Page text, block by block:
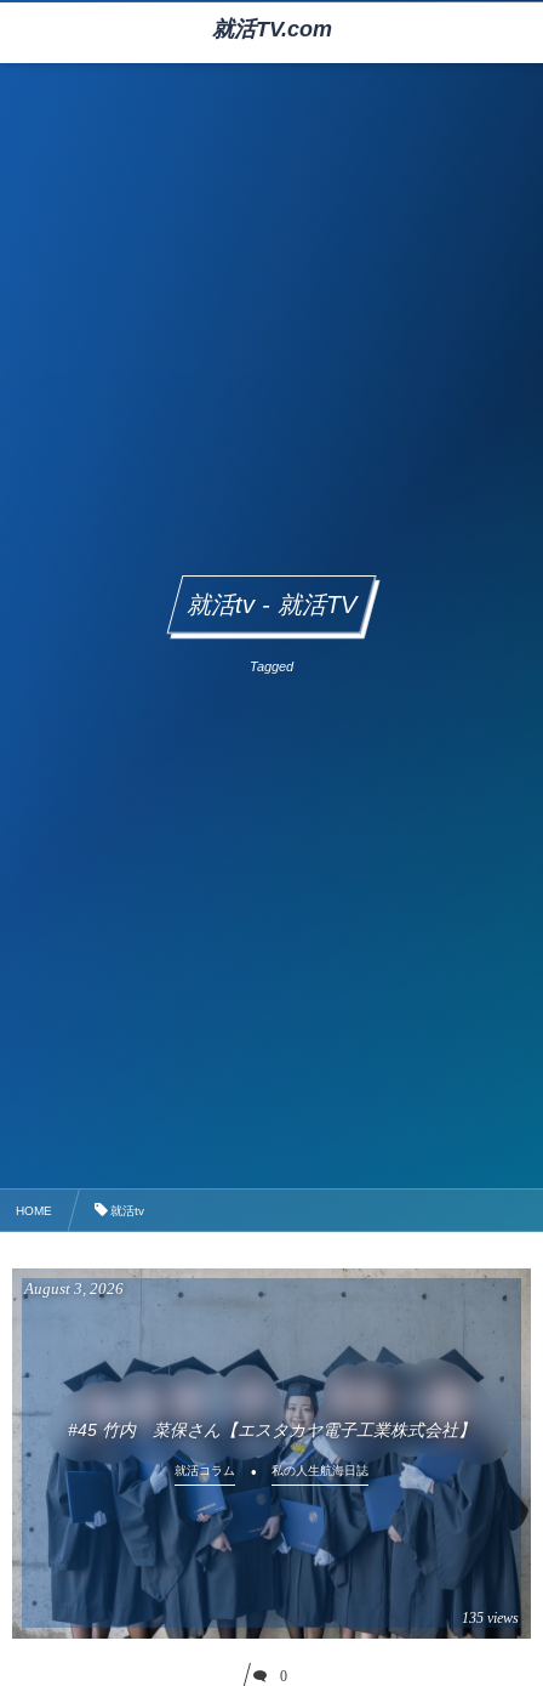
就活TV.com
就活tv - 就活TV
Tagged
HOME 就活tv
#45 竹内 菜保さん【エスタカヤ電子工業株式会社】
August 3, 2026
就活コラム 私の人生航海日誌
135 views
0